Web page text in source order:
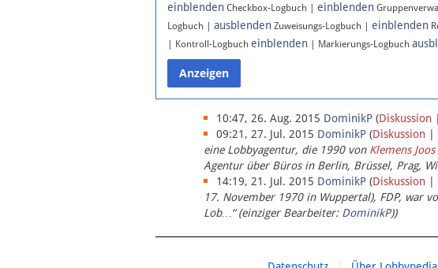
einblenden Checkbox-Logbuch | einblenden
Logbuch | ausblenden Zuweisungs-Logbuch | einblenden
| Kontroll-Logbuch einblenden | Markierungs-Logbuch
10:47, 26. Aug. 2015 DominikP (Diskussion |
09:21, 27. Jul. 2015 DominikP (Diskussion |
eine Lobbyagentur, die 1990 von Klemens Joos
Agentur über Büros in Berlin, Brüssel, Prag,
14:19, 21. Jul. 2015 DominikP (Diskussion |
17. November 1970 in Wuppertal), FDP, war
Lob…“ (einziger Bearbeiter: DominikP))